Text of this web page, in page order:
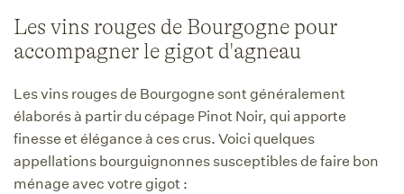
Les vins rouges de Bourgogne pour
accompagner le gigot d'agneau
Les vins rouges de Bourgogne sont généralement
élaborés à partir du cépage Pinot Noir, qui apporte
finesse et élégance à ces crus. Voici quelques
appellations bourguignonnes susceptibles de faire bon
ménage avec votre gigot :